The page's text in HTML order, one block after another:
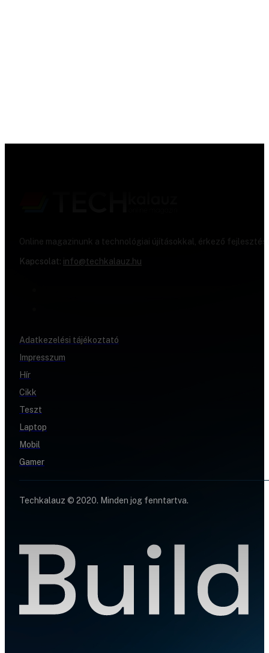
Online magazinunk a technológiai újításokkal, érkező
Kapcsolat: info@techkalauz.hu
Adatkezelési tájékoztató
Impresszum
Hír
Cikk
Teszt
Laptop
Mobil
Gamer
Techkalauz © 2020. Minden jog fenntartva.